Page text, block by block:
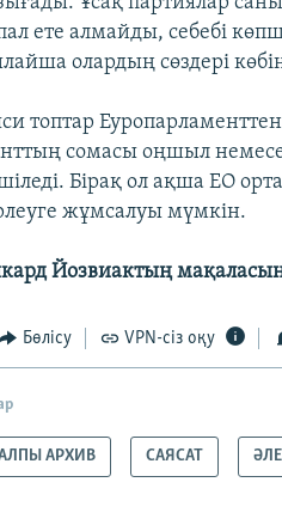
ете алмайды, себебі
олардың сөздері
топтар
сомасы оңшыл
Бірақ ол ақша ЕО
жұмсалуы мүмкін.
Йозвиактың
Бөлісу VPN-сіз оқу
АРХИВ САЯСАТ